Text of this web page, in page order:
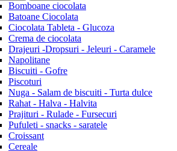
Bomboane ciocolata
Batoane Ciocolata
Ciocolata Tableta - Glucoza
Crema de ciocolata
Drajeuri -Dropsuri - Jeleuri - Caramele
Napolitane
Biscuiti - Gofre
Piscoturi
Nuga - Salam de biscuiti - Turta dulce
Rahat - Halva - Halvita
Prajituri - Rulade - Fursecuri
Pufuleti - snacks - saratele
Croissant
Cereale